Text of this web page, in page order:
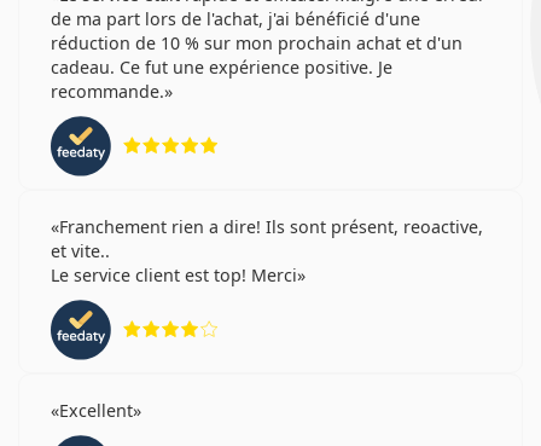
de ma part lors de l'achat, j'ai bénéficié d'une
réduction de 10 % sur mon prochain achat et d'un
cadeau. Ce fut une expérience positive. Je
recommande.
Franchement rien a dire! Ils sont présent, reoactive,
et vite..
Le service client est top! Merci
Excellent